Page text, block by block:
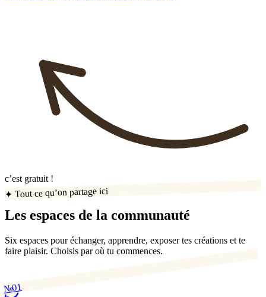
c’est gratuit !
✦ Tout ce qu’on partage ici
Les espaces de la communauté
Six espaces pour échanger, apprendre, exposer tes créations et te
faire plaisir. Choisis par où tu commences.
№01